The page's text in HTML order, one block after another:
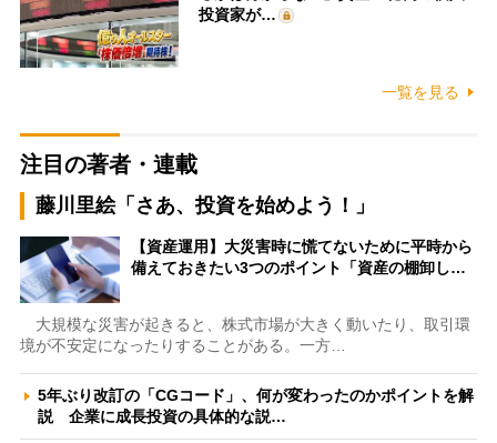
投資家が…
一覧を見る
注目の著者・連載
藤川里絵「さあ、投資を始めよう！」
【資産運用】大災害時に慌てないために平時から
備えておきたい3つのポイント「資産の棚卸し…
大規模な災害が起きると、株式市場が大きく動いたり、取引環
境が不安定になったりすることがある。一方…
5年ぶり改訂の「CGコード」、何が変わったのかポイントを解
説 企業に成長投資の具体的な説…